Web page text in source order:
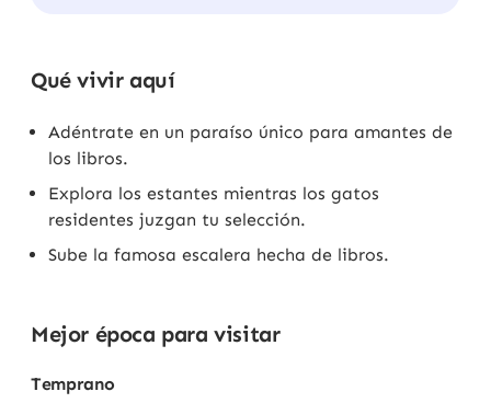
Qué vivir aquí
Adéntrate en un paraíso único para amantes de
los libros.
Explora los estantes mientras los gatos
residentes juzgan tu selección.
Sube la famosa escalera hecha de libros.
Mejor época para visitar
Temprano